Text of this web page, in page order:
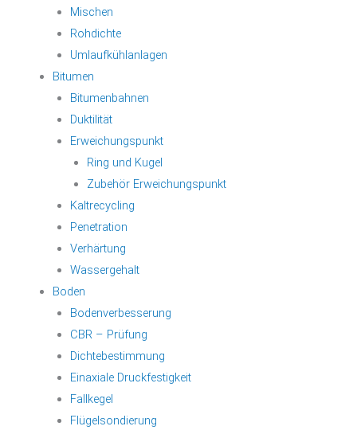
Mischen
Rohdichte
Umlaufkühlanlagen
Bitumen
Bitumenbahnen
Duktilität
Erweichungspunkt
Ring und Kugel
Zubehör Erweichungspunkt
Kaltrecycling
Penetration
Verhärtung
Wassergehalt
Boden
Bodenverbesserung
CBR – Prüfung
Dichtebestimmung
Einaxiale Druckfestigkeit
Fallkegel
Flügelsondierung